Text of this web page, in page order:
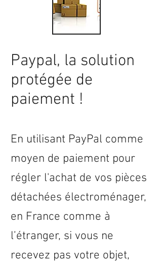
Paypal, la solution
protégée de
paiement !
En utilisant PayPal comme
moyen de paiement pour
régler l'achat de vos pièces
détachées électroménager,
en France comme à
l’étranger, si vous ne
recevez pas votre objet,